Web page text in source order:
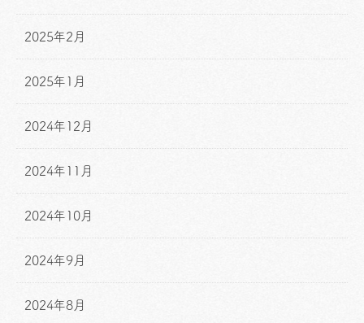
2025年2月
2025年1月
2024年12月
2024年11月
2024年10月
2024年9月
2024年8月